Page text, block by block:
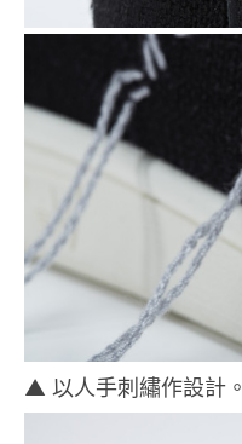
▲ 以人手刺繡作設計。